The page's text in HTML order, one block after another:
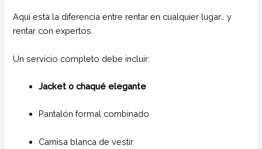
Aquí está la diferencia entre rentar en cualquier lugar… y
rentar con expertos.
Un servicio completo debe incluir:
Jacket o chaqué elegante
Pantalón formal combinado
Camisa blanca de vestir